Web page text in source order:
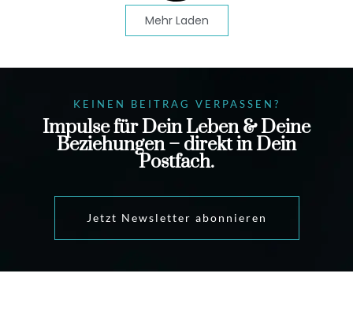
Mehr Laden
KEINEN BEITRAG VERPASSEN?
Impulse für Dein Leben & Deine
Beziehungen – direkt in Dein
Postfach.
Jetzt Newsletter abonnieren